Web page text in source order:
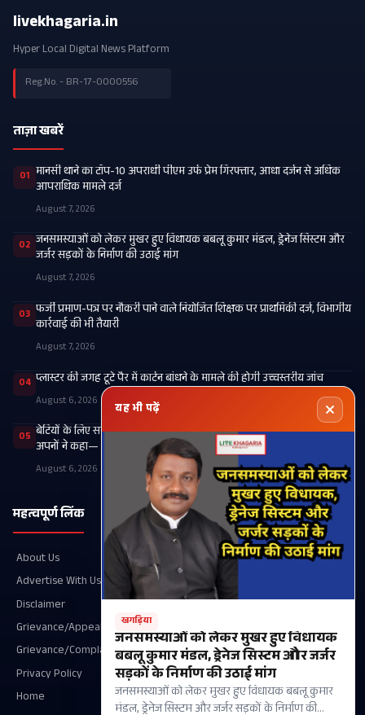
livekhagaria.in
Hyper Local Digital News Platform
Reg.No. - BR-17-0000556
ताज़ा खबरें
01 मानसी थाने का टॉप-10 अपराधी पीएम उर्फ प्रेम गिरफ्तार, आधा दर्जन से अधिक
आपराधिक मामले दर्ज
August 7, 2026
02 जनसमस्याओं को लेकर मुखर हुए विधायक बबलू कुमार मंडल, ड्रेनेज सिस्टम और
जर्जर सड़कों के निर्माण की उठाई मांग
August 7, 2026
03 फर्जी प्रमाण-पत्र पर नौकरी पाने वाले नियोजित शिक्षक पर प्राथमिकी दर्ज, विभागीय
कार्रवाई की भी तैयारी
August 7, 2026
04 प्लास्टर की जगह टूटे पैर में कार्टन बांधने के मामले की होगी उच्चस्तरीय जांच
August 6, 2026
05 बेटियों के लिए सब कुछ लुटाने वाला पिता वृद्धाश्रम में हुआ लाचार, निधन के बाद
अपनों ने कहा— ‘आ नहीं सकते, वीडियो भेज देना’
August 6, 2026
महत्वपूर्ण लिंक
About Us
Advertise With Us
Disclaimer
Grievance/Appeal Details
Grievance/Complaint
Privacy Policy
Home
श्रेणियाँ
Recent
खगड़िया
परबत्ता
राजनीति
गोगरी
मानसी
यह भी पढ़ें
खगड़िया
जनसमस्याओं को लेकर मुखर हुए विधायक
बबलू कुमार मंडल, ड्रेनेज सिस्टम और जर्जर
सड़कों के निर्माण की उठाई मांग
जनसमस्याओं को लेकर मुखर हुए विधायक बबलू कुमार
मंडल, ड्रेनेज सिस्टम और जर्जर सड़कों के निर्माण की